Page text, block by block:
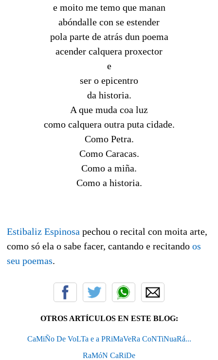
e moito me temo que manan
abóndalle con se estender
pola parte de atrás dun poema
acender calquera proxector
e
ser o epicentro
da historia.
A que muda coa luz
como calquera outra puta cidade.
Como Petra.
Como Caracas.
Como a miña.
Como a historia.
Estibaliz Espinosa pechou o recital con moita arte,
como só ela o sabe facer, cantando e recitando os
seu poemas.
OTROS ARTÍCULOS EN ESTE BLOG:
CaMiÑo De VoLTa e a PRiMaVeRa CoNTiNuaRá...
RaMóN CaRiDe